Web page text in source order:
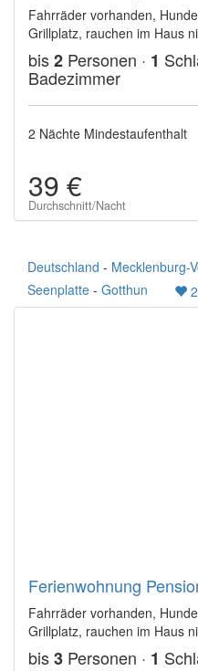
Fahrräder vorhanden,
Grillplatz, rauchen im Haus
bis2 Personen · 1
Badezimmer
2 Nächte Mindestaufenthalt
39 €
Durchschnitt/Nacht
Deutschland - Mecklenburg-
Seenplatte - Gotthun
Ferienwohnung
Fahrräder vorhanden,
Grillplatz, rauchen im Haus
bis3 Personen · 1